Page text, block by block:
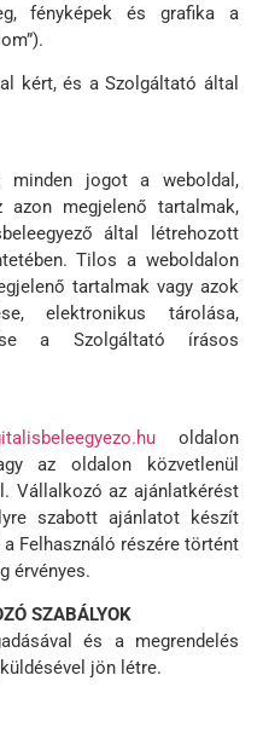
fényképek és grafika a
kért, és a Szolgáltató által
minden jogot a weboldal,
megjelenő tartalmak,
által létrehozott
Tilos a weboldalon
tartalmak vagy azok
elektronikus tárolása,
a Szolgáltató írásos
oldalon
az oldalon közvetlenül
Vállalkozó az ajánlatkérést
szabott ajánlatot készít
Felhasználó részére történt
érvényes.
SZABÁLYOK
és a megrendelés
jön létre.